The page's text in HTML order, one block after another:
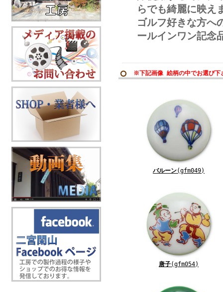
らでも綺麗に映え
ゴルフ好きな方へ
ールインワン記念
※下記画像 絵柄の中でお選び下
バルーン(gfm049)
唐子(gfm054)